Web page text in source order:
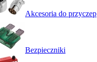
Akcesoria do przyczep
Bezpieczniki